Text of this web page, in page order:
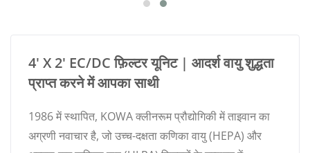
4' X 2' EC/DC फ़िल्टर यूनिट | आदर्श वायु शुद्धता
प्राप्त करने में आपका साथी
1986 में स्थापित, KOWA क्लीनरूम प्रौद्योगिकी में ताइवान का
अग्रणी नवाचार है, जो उच्च-दक्षता कणिका वायु (HEPA) और